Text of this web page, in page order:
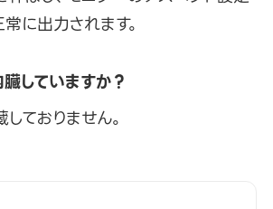
に出力されます。
していますか？
ておりません。